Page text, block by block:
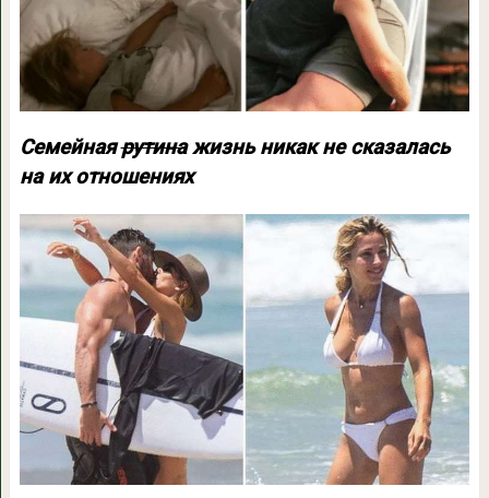
Семейнаярутинажизнь никак не сказалась
на их отношениях